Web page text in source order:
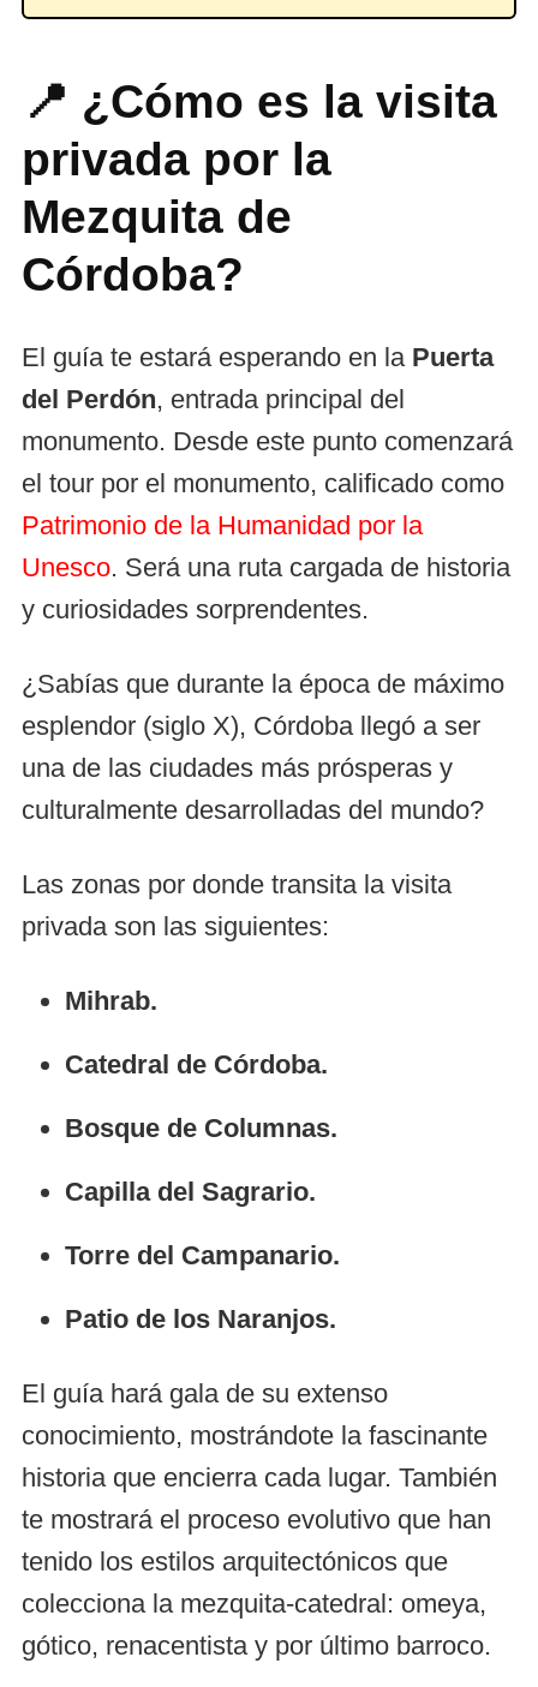
📍 ¿Cómo es la visita
privada por la
Mezquita de
Córdoba?
El guía te estará esperando en la Puerta
del Perdón, entrada principal del
monumento. Desde este punto comenzará
el tour por el monumento, calificado como
Patrimonio de la Humanidad por la
Unesco. Será una ruta cargada de historia
y curiosidades sorprendentes.
¿Sabías que durante la época de máximo
esplendor (siglo X), Córdoba llegó a ser
una de las ciudades más prósperas y
culturalmente desarrolladas del mundo?
Las zonas por donde transita la visita
privada son las siguientes:
Mihrab.
Catedral de Córdoba.
Bosque de Columnas.
Capilla del Sagrario.
Torre del Campanario.
Patio de los Naranjos.
El guía hará gala de su extenso
conocimiento, mostrándote la fascinante
historia que encierra cada lugar. También
te mostrará el proceso evolutivo que han
tenido los estilos arquitectónicos que
colecciona la mezquita-catedral: omeya,
gótico, renacentista y por último barroco.